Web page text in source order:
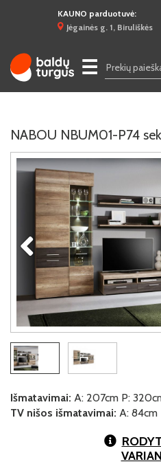
KAUNO parduotuvė:
Jėgainės g. 1, Biruliškės
☰
NABOU NBUM01-P74
Išmatavimai: A: 207cm P:
TV nišos išmatavimai: A: 84cm